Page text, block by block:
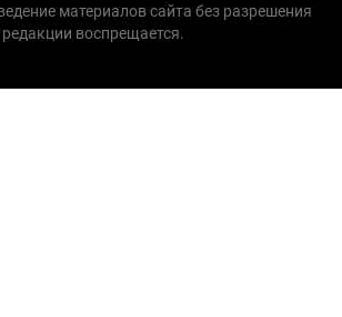
материалов сайта без разрешения
редакции воспрещается.